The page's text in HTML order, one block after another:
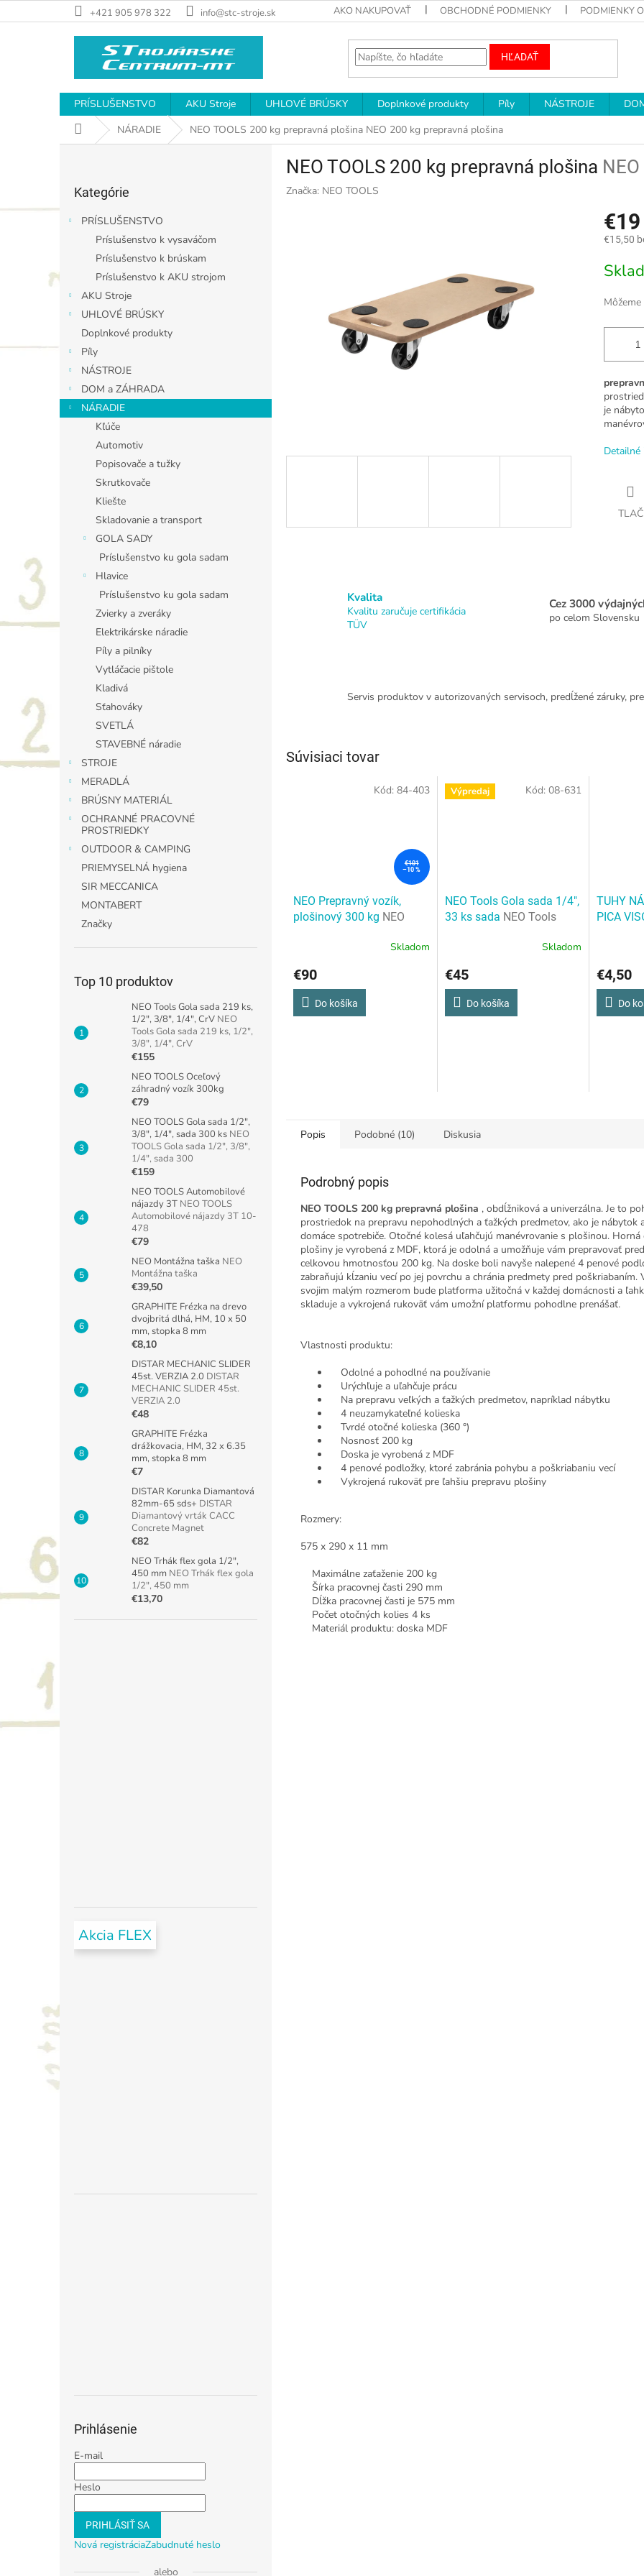
na
+421 905 978 322 info@stc-stroje.sk AKO NAKUPOVAŤ OBCHODNÉ PODMIENKY PODMIENKY
HĽADAŤ
PRÍSLUŠENSTVO AKU Stroje UHLOVÉ BRÚSKY Doplnkové produkty Píly NÁSTROJE
DomovNÁRADIE NEO TOOLS 200 kg prepravná plošina NEO 200 kg prepravná plošina
ý
e
kategórie
Kategórie
PRÍSLUŠENSTVO
Príslušenstvo k vysaváčom
Príslušenstvo k brúskam
Príslušenstvo k AKU strojom
AKU Stroje
UHLOVÉ BRÚSKY
Doplnkové produkty
Píly
NÁSTROJE
DOM a ZÁHRADA
NÁRADIE
Kľúče
Automotiv
Popisovače a tužky
Skrutkovače
Kliešte
Skladovanie a transport
GOLA SADY
Príslušenstvo ku gola sadam
Hlavice
Príslušenstvo ku gola sadam
Zvierky a zveráky
Elektrikárske náradie
Píly a pilníky
Vytláčacie pištole
Kladivá
Sťahováky
SVETLÁ
STAVEBNÉ náradie
STROJE
MERADLÁ
BRÚSNY MATERIÁL
OCHRANNÉ PRACOVNÉ
PROSTRIEDKY
OUTDOOR & CAMPING
PRIEMYSELNÁ hygiena
SIR MECCANICA
MONTABERT
Značky
Top 10 produktov
NEO Tools Gola sada 219 ks,
1/2", 3/8", 1/4", CrV NEO
Tools Gola sada 219 ks, 1/2",
3/8", 1/4", CrV
€155
NEO TOOLS Oceľový
záhradný vozík 300kg
€79
NEO TOOLS Gola sada 1/2",
3/8", 1/4", sada 300 ks NEO
TOOLS Gola sada 1/2", 3/8",
1/4", sada 300
€159
NEO TOOLS Automobilové
nájazdy 3T NEO TOOLS
Automobilové nájazdy 3T 10-
478
€79
NEO Montážna taška NEO
Montážna taška
€39,50
GRAPHITE Frézka na drevo
dvojbritá dlhá, HM, 10 x 50
mm, stopka 8 mm
€8,10
DISTAR MECHANIC SLIDER
45st. VERZIA 2.0 DISTAR
MECHANIC SLIDER 45st.
VERZIA 2.0
€48
GRAPHITE Frézka
drážkovacia, HM, 32 x 6.35
mm, stopka 8 mm
€7
DISTAR Korunka Diamantová
82mm-65 sds+ DISTAR
Diamantový vrták CACC
Concrete Magnet
€82
NEO Trhák flex gola 1/2",
450 mm NEO Trhák flex gola
1/2", 450 mm
€13,70
Akcia FLEX
Prihlásenie
E-mail
Heslo
PRIHLÁSIŤ SA
Nová registráciaZabudnuté heslo
alebo
NEO TOOLS 200 kg prepravná plošina
Značka: NEO TOOLS
€15,50
cena:
je
Detailné
TLAČ
Kvalita
Kvalitu zaručuje certifikácia
TÜV
Cez 3000
po celom Slovensku
Servis produktov v autorizovaných servisoch, predĺžené záruky,
Súvisiaci tovar
€101
–10 %
NEO Prepravný vozík,
plošinový 300 kg NEO
Skladom
€90
Do košíka
Kód: 84-403 Výpredaj
NEO Tools Gola sada 1/4",
33 ks sada NEO Tools
Skladom
€45
Do košíka
Kód: 08-631
TUHY
PICA
VISOR
V
991/46
€4,50
Do
Popis Podobné (10) Diskusia
Podrobný popis
NEO TOOLS 200 kg prepravná plošina , obdĺžniková a univerzálna. Je to
prostriedok na prepravu nepohodlných a ťažkých predmetov, ako je nábytok
domáce spotrebiče. Otočné kolesá uľahčujú manévrovanie s plošinou. Horná
plošiny je vyrobená z MDF, ktorá je odolná a umožňuje vám prepravovať
celkovou hmotnosťou 200 kg. Na doske boli navyše nalepené 4 penové
zabraňujú kĺzaniu vecí po jej povrchu a chránia predmety pred poškriabaním.
svojim malým rozmerom bude platforma užitočná v každej domácnosti a
skladuje a vykrojená rukoväť vám umožní platformu pohodlne prenášať.
Vlastnosti produktu:
Odolné a pohodlné na používanie
Urýchľuje a uľahčuje prácu
Na prepravu veľkých a ťažkých predmetov, napríklad nábytku
4 neuzamykateľné kolieska
Tvrdé otočné kolieska (360 °)
Nosnosť 200 kg
Doska je vyrobená z MDF
4 penové podložky, ktoré zabránia pohybu a poškriabaniu vecí
Vykrojená rukoväť pre ľahšiu prepravu plošiny
Rozmery:
575 x 290 x 11 mm
Maximálne zaťaženie 200 kg
Šírka pracovnej časti 290 mm
Dĺžka pracovnej časti je 575 mm
Počet otočných kolies 4 ks
Materiál produktu: doska MDF